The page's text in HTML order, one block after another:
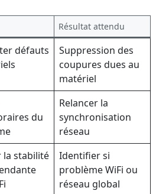
Résultat attendu
défauts
Suppression des
coupures dues au
matériel
du
Relancer la
synchronisation
réseau
la stabilité
Identifier si
problème WiFi ou
réseau global